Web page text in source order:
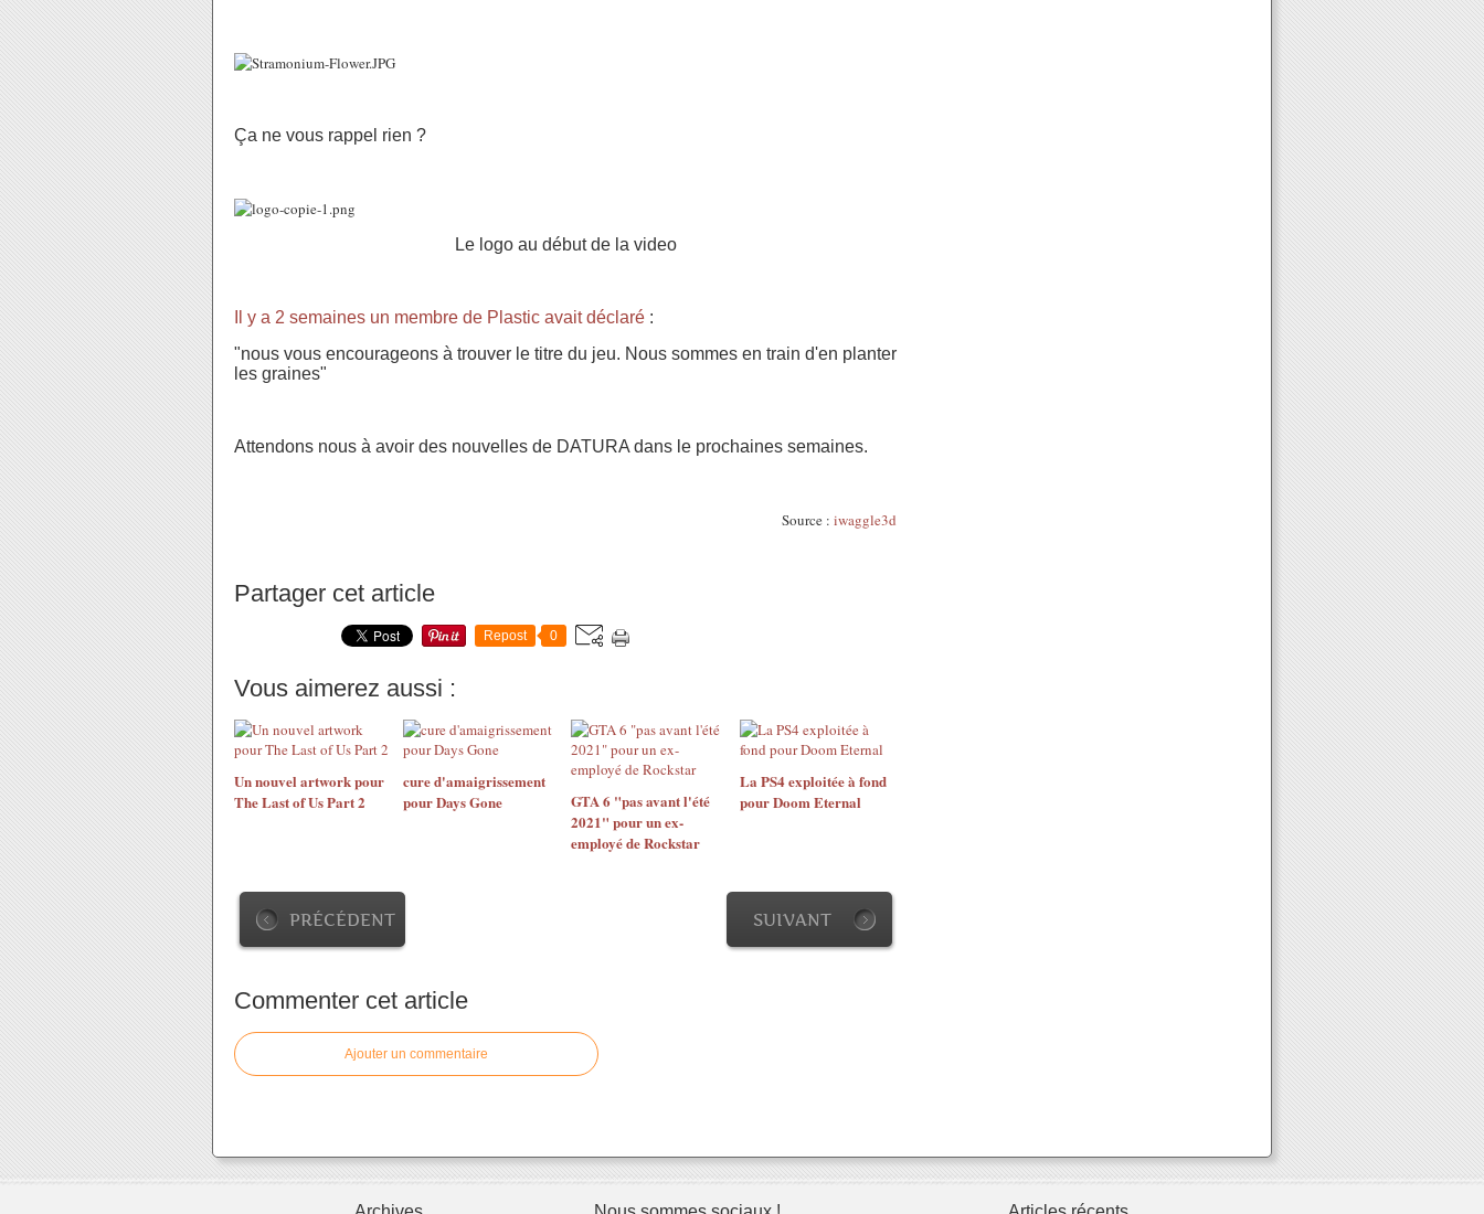
Ça ne vous rappel rien ?
Le logo au début de la video
Il y a 2 semaines un membre de Plastic avait déclaré :
"nous vous encourageons à trouver le titre du jeu. Nous sommes en train d'en planter
les graines"
Attendons nous à avoir des nouvelles de DATURA dans le prochaines semaines.
Source : iwaggle3d
Partager cet article
Repost 0
Vous aimerez aussi :
Un nouvel artwork pour
The Last of Us Part 2
cure d'amaigrissement
pour Days Gone
GTA 6 "pas avant l'été
2021" pour un ex-
employé de Rockstar
La PS4 exploitée à fond
pour Doom Eternal
PRÉCÉDENT SUIVANT
Commenter cet article
Ajouter un commentaire